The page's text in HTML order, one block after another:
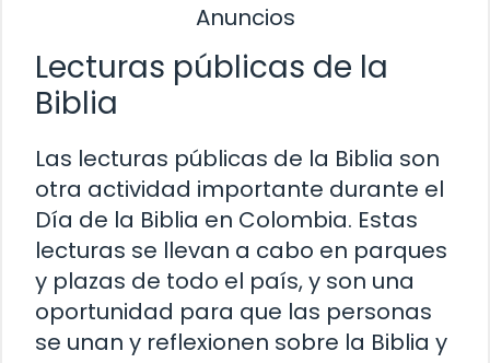
Anuncios
Lecturas públicas de la
Biblia
Las lecturas públicas de la Biblia son
otra actividad importante durante el
Día de la Biblia en Colombia. Estas
lecturas se llevan a cabo en parques
y plazas de todo el país, y son una
oportunidad para que las personas
se unan y reflexionen sobre la Biblia y